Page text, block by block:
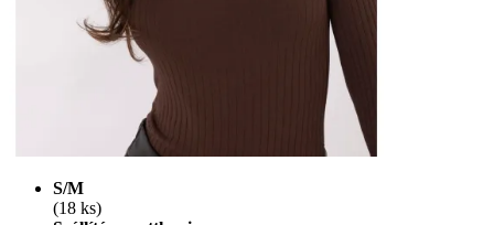
S/M
(18 ks)